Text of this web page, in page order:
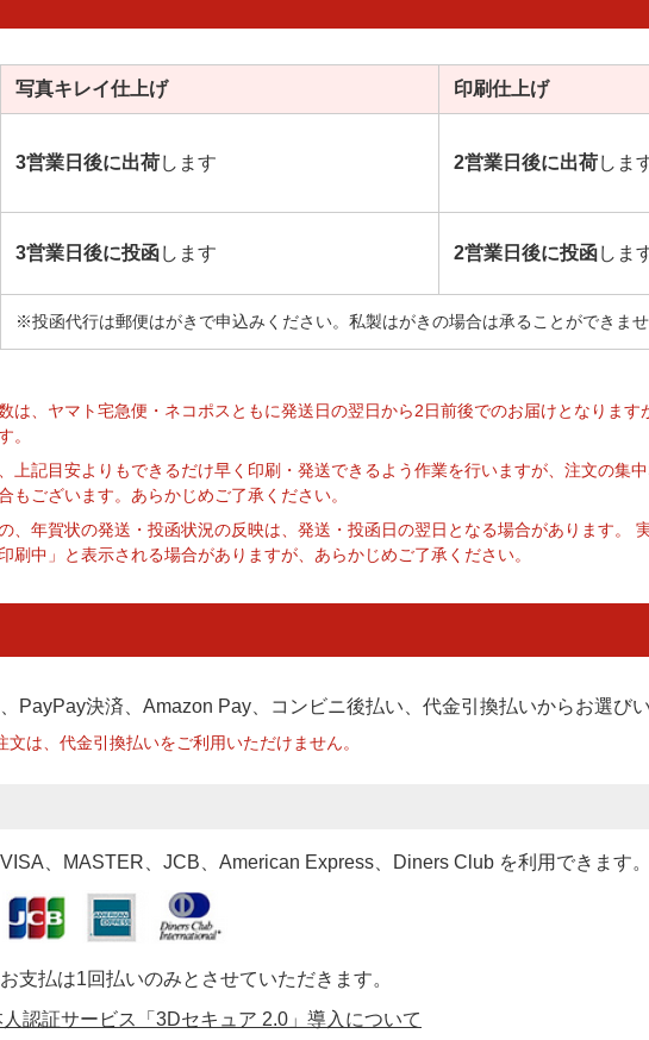
写真キレイ仕上げ 印刷仕上げ
3営業日後に出荷します 2営業日後に出荷しま
3営業日後に投函します 2営業日後に投函しま
※投函代行は郵便はがきで申込みください。私製はがきの場合は承ることができませ
は、ヤマト宅急便・ネコポスともに発送日の翌日から2日前後でのお届けとなります
。
上記目安よりもできるだけ早く印刷・発送できるよう作業を行いますが、注文の集
もございます。あらかじめご了承ください。
、年賀状の発送・投函状況の反映は、発送・投函日の翌日となる場合があります。
刷中」と表示される場合がありますが、あらかじめご了承ください。
PayPay決済 、Amazon Pay、コンビニ後払い、代金引換払いからお選び
は、代金引換払いをご利用いただけません。
、MASTER、JCB、American Express、Diners Club を利用できます。
支払は1回払いのみとさせていただきます。
認証サービス「3Dセキュア 2.0」導入について